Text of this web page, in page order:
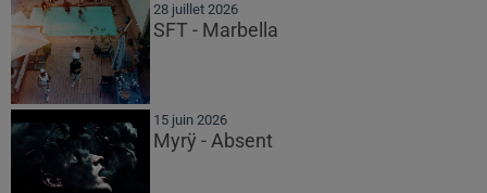
28 juillet 2026
SFT - Marbella
15 juin 2026
Myrÿ - Absent